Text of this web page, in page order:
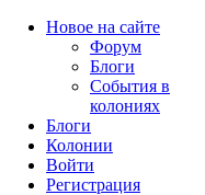
Новое на сайте
Форум
Блоги
События в
колониях
Блоги
Колонии
Войти
Peгиcтpaция